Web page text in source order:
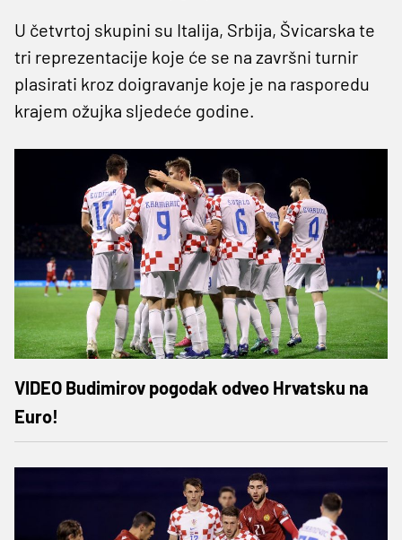
U četvrtoj skupini su Italija, Srbija, Švicarska te
tri reprezentacije koje će se na završni turnir
plasirati kroz doigravanje koje je na rasporedu
krajem ožujka sljedeće godine.
VIDEO Budimirov pogodak odveo Hrvatsku na
Euro!